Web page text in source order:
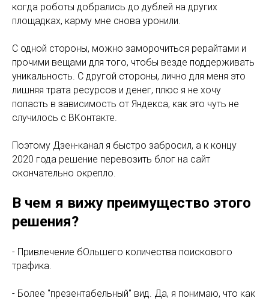
когда роботы добрались до дублей на других
площадках, карму мне снова уронили.
С одной стороны, можно заморочиться рерайтами и
прочими вещами для того, чтобы везде поддерживать
уникальность. С другой стороны, лично для меня это
лишняя трата ресурсов и денег, плюс я не хочу
попасть в зависимость от Яндекса, как это чуть не
случилось с ВКонтакте.
Поэтому Дзен-канал я быстро забросил, а к концу
2020 года решение перевозить блог на сайт
окончательно окрепло.
В чем я вижу преимущество этого
решения?
- Привлечение бОльшего количества поискового
трафика.
- Более "презентабельный" вид. Да, я понимаю, что как